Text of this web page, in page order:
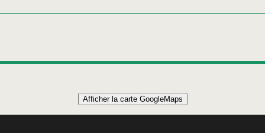
Ferme vosgienne entièrement rénovée pour 10
personnes - La Ferme d'autrefois
Afficher la carte GoogleMaps